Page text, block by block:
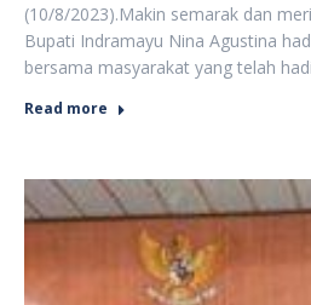
(10/8/2023).Makin semarak dan
Bupati Indramayu Nina Agustina
bersama masyarakat yang telah
Read more